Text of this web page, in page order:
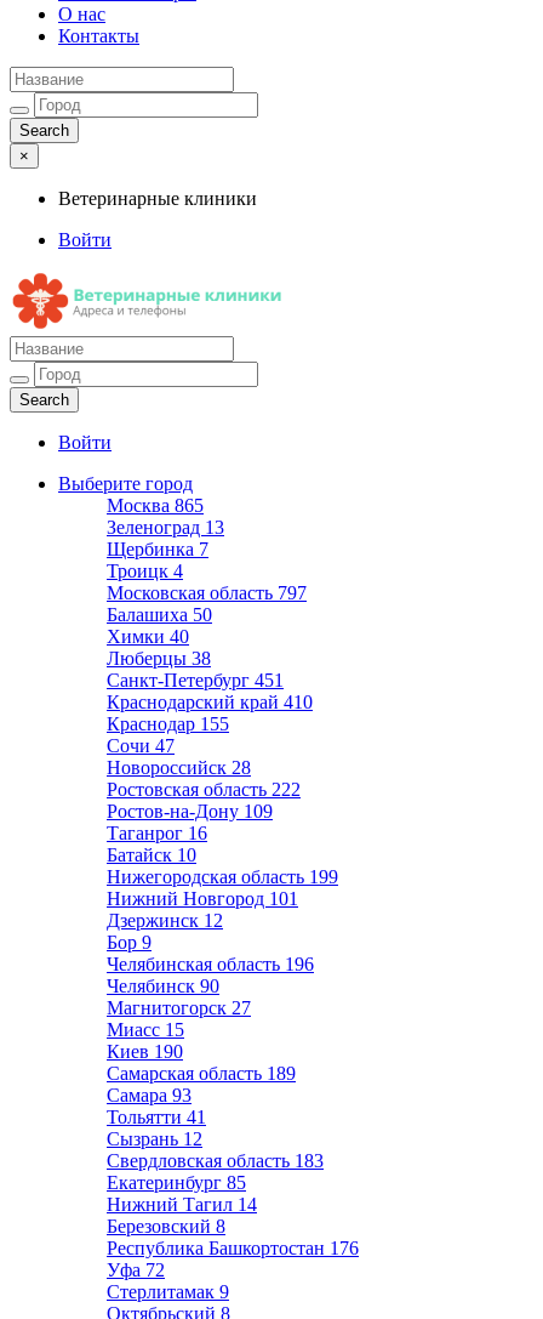
О нас
Контакты
×
Ветеринарные клиники
Войти
Ветеринарные клиники
Адреса и телефоны
Войти
Выберите город
Москва 865
Зеленоград 13
Щербинка 7
Троицк 4
Московская область 797
Балашиха 50
Химки 40
Люберцы 38
Санкт-Петербург 451
Краснодарский край 410
Краснодар 155
Сочи 47
Новороссийск 28
Ростовская область 222
Ростов-на-Дону 109
Таганрог 16
Батайск 10
Нижегородская область 199
Нижний Новгород 101
Дзержинск 12
Бор 9
Челябинская область 196
Челябинск 90
Магнитогорск 27
Миасс 15
Киев 190
Самарская область 189
Самара 93
Тольятти 41
Сызрань 12
Свердловская область 183
Екатеринбург 85
Нижний Тагил 14
Березовский 8
Республика Башкортостан 176
Уфа 72
Стерлитамак 9
Октябрьский 8